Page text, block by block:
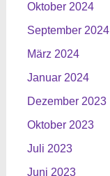
Oktober 2024
September 2024
März 2024
Januar 2024
Dezember 2023
Oktober 2023
Juli 2023
Juni 2023